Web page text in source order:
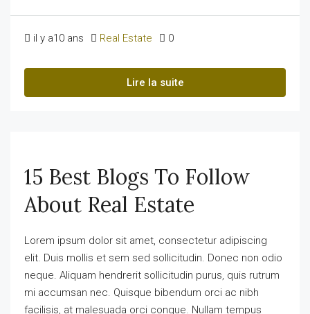
il y a10 ans Real Estate 0
Lire la suite
15 Best Blogs To Follow
About Real Estate
Lorem ipsum dolor sit amet, consectetur adipiscing
elit. Duis mollis et sem sed sollicitudin. Donec non odio
neque. Aliquam hendrerit sollicitudin purus, quis rutrum
mi accumsan nec. Quisque bibendum orci ac nibh
facilisis, at malesuada orci congue. Nullam tempus